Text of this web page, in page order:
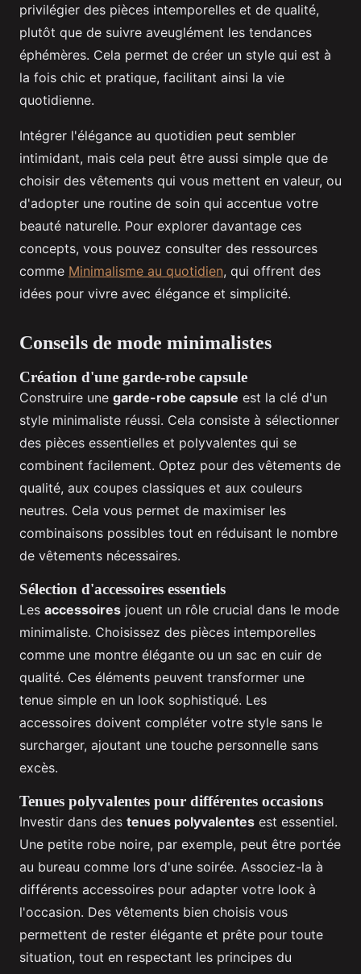
privilégier des pièces intemporelles et de qualité,
plutôt que de suivre aveuglément les tendances
éphémères. Cela permet de créer un style qui est à
la fois chic et pratique, facilitant ainsi la vie
quotidienne.
Intégrer l'élégance au quotidien peut sembler
intimidant, mais cela peut être aussi simple que de
choisir des vêtements qui vous mettent en valeur, ou
d'adopter une routine de soin qui accentue votre
beauté naturelle. Pour explorer davantage ces
concepts, vous pouvez consulter des ressources
comme Minimalisme au quotidien, qui offrent des
idées pour vivre avec élégance et simplicité.
Conseils de mode minimalistes
Création d'une garde-robe capsule
Construire une garde-robe capsule est la clé d'un
style minimaliste réussi. Cela consiste à sélectionner
des pièces essentielles et polyvalentes qui se
combinent facilement. Optez pour des vêtements de
qualité, aux coupes classiques et aux couleurs
neutres. Cela vous permet de maximiser les
combinaisons possibles tout en réduisant le nombre
de vêtements nécessaires.
Sélection d'accessoires essentiels
Les accessoires jouent un rôle crucial dans le mode
minimaliste. Choisissez des pièces intemporelles
comme une montre élégante ou un sac en cuir de
qualité. Ces éléments peuvent transformer une
tenue simple en un look sophistiqué. Les
accessoires doivent compléter votre style sans le
surcharger, ajoutant une touche personnelle sans
excès.
Tenues polyvalentes pour différentes occasions
Investir dans des tenues polyvalentes est essentiel.
Une petite robe noire, par exemple, peut être portée
au bureau comme lors d'une soirée. Associez-la à
différents accessoires pour adapter votre look à
l'occasion. Des vêtements bien choisis vous
permettent de rester élégante et prête pour toute
situation, tout en respectant les principes du